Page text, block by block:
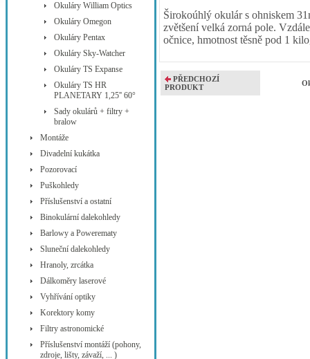
Okuláry William Optics
Okuláry Omegon
Okuláry Pentax
Okuláry Sky-Watcher
Okuláry TS Expanse
Okuláry TS HR
PLANETARY 1,25'' 60°
Sady okulárů + filtry +
bralow
Montáže
Divadelní kukátka
Pozorovací
Puškohledy
Příslušenství a ostatní
Binokulární dalekohledy
Barlowy a Powerematy
Sluneční dalekohledy
Hranoly, zrcátka
Dálkoměry laserové
Vyhřívání optiky
Korektory komy
Filtry astronomické
Příslušenství montáží (pohony,
zdroje, lišty, závaží, ... )
Širokoúhlý okulár s ohniskem
zvětšení velká zorná pole.
očnice, hmotnost těsně pod 1
PŘEDCHOZÍ
PRODUKT